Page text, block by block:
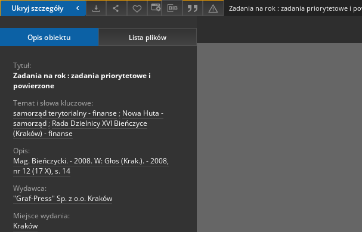
Ukryj szczegóły Zadania na rok : zadania priorytetowe i
Opis obiektu Lista plików
Tytuł:
Zadania na rok : zadania priorytetowe i
powierzone
Temat i słowa kluczowe:
samorząd terytorialny - finanse ; Nowa Huta -
samorząd ; Rada Dzielnicy XVI Bieńczyce
(Kraków) - finanse
Opis:
Mag. Bieńczycki. - 2008. W: Głos (Krak.). - 2008,
nr 12 (17 X), s. 14
Wydawca:
"Graf-Press" Sp. z o.o. Kraków
Miejsce wydania:
Kraków